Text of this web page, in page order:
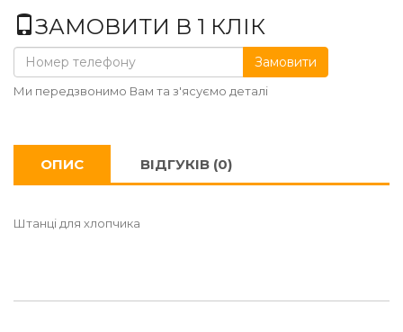
ЗАМОВИТИ В 1 КЛІК
Замовити
Ми передзвонимо Вам та з'ясуємо деталі
ОПИС ВІДГУКІВ (0)
Штанці для хлопчика